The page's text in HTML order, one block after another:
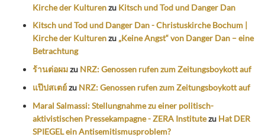
Kirche der Kulturenzu Kitsch und Tod und Danger Dan
Kitsch und Tod und Danger Dan - Christuskirche Bochum |
Kirche der Kulturenzu „Keine Angst“ von Danger Dan – eine
Betrachtung
ร้านต่อผมzu NRZ: Genossen rufen zum Zeitungsboykott auf
แป๊ปสเตย์zu NRZ: Genossen rufen zum Zeitungsboykott auf
Maral Salmassi: Stellungnahme zu einer politisch-
aktivistischen Pressekampagne - ZERA Institutezu Hat DER
SPIEGEL ein Antisemitismusproblem?